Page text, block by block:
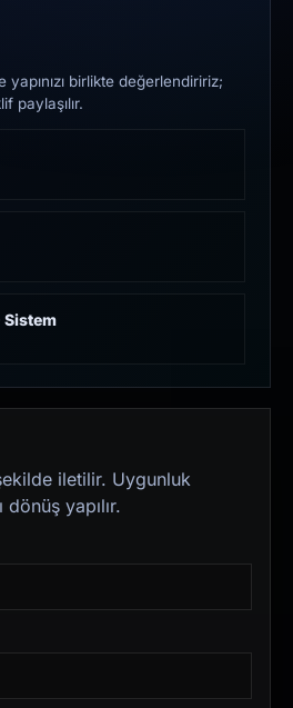
yapınızı birlikte değerlendiririz;
paylaşılır.
Sistem
iletilir. Uygunluk
yapılır.